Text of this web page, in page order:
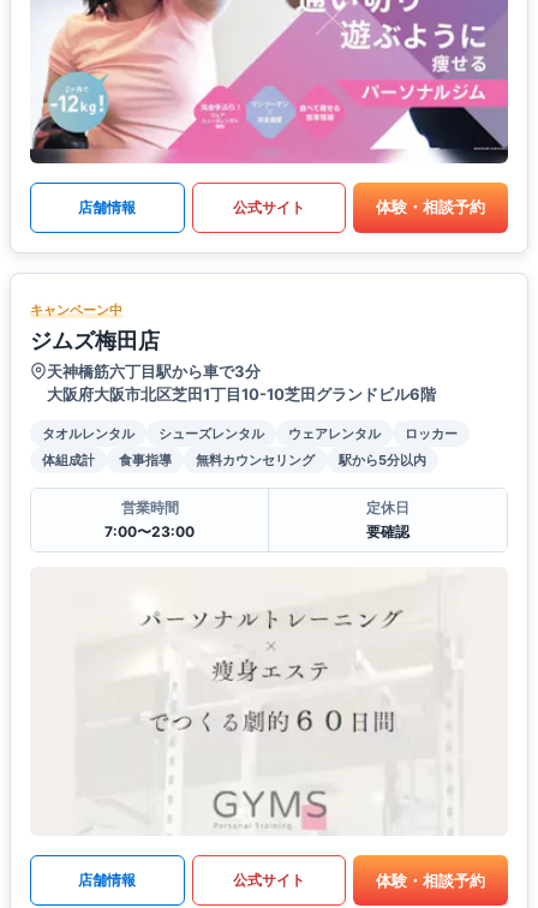
店舗情報 公式サイト 体験・相談予約
キャンペーン中
ジムズ梅田店
天神橋筋六丁目駅から車で3分
大阪府大阪市北区芝田1丁目10-10芝田グランドビル6階
タオルレンタル シューズレンタル ウェアレンタル
ロッカー
体組成計
食事指導 無料カウンセリング 駅から5分以内
営業時間
7:00〜23:00
定休日
要確認
店舗情報 公式サイト 体験・相談予約